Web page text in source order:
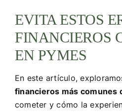
EVITA ESTOS
FINANCIEROS
EN PYMES
En este artículo,
financieros más comunes
cometer y cómo la